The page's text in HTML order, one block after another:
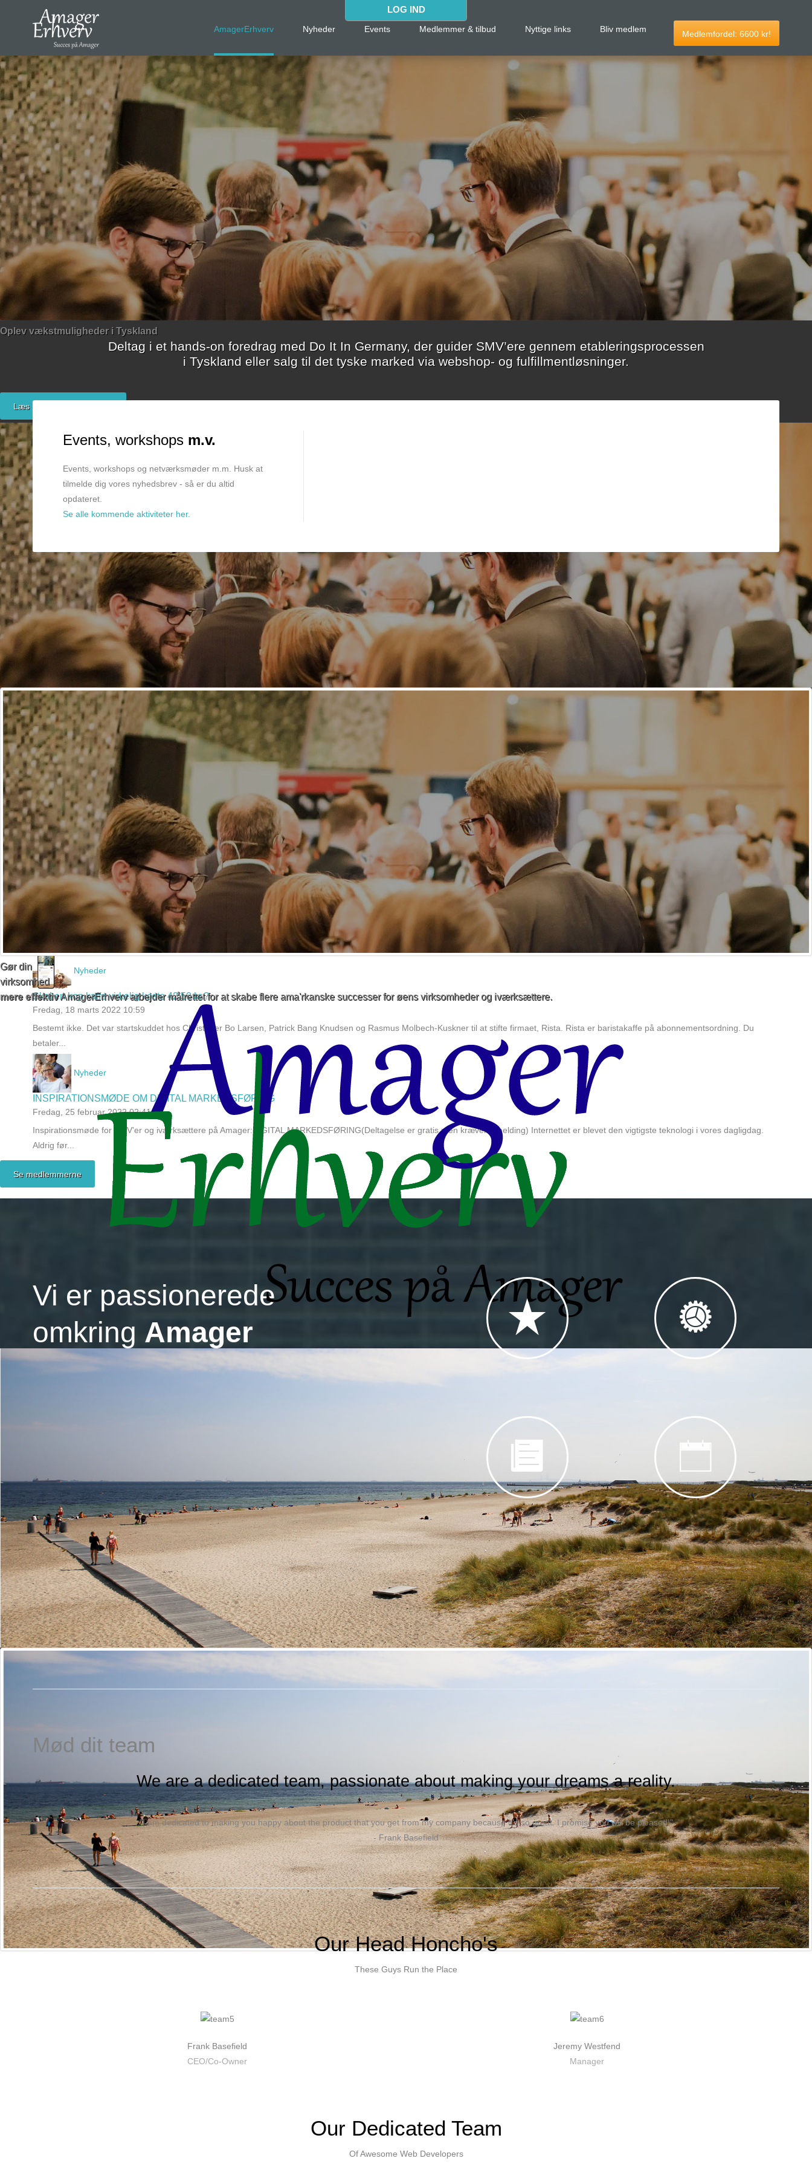
VELKOMMEN
AmagerErhverv skaber netværk, events og fordele til
Amagers erhvervsliv. Bliv gratis medlemi dag! Vi har
medlemdfordele til en værdi af
AmagerErhverv
Nyheder
Events
Medlemmer & tilbud
Nyttige links
Bliv medlem
LOG IND
Medlemfordel:6600 kr!
AmagerErhverv Nyheder Events Medlemmer & tilbud Nyttige links Bliv medlem
Oplev vækstmuligheder i Tyskland
Deltag i et hands-on foredrag med Do It In Germany, der guider SMV’ere gennem etableringsprocessen
i Tyskland eller salg til det tyske marked via webshop- og fulfillmentløsninger.
Læs mere her + tilmelding
Gør din
virksomhed
mere effektivAmagerErhverv arbejder målrettet for at skabe flere ama'rkanske successer for øens virksomheder og iværksættere.
Se medlemmerne
Events, workshops m.v.
Events, workshops og netværksmøder m.m. Husk at
tilmelde dig vores nyhedsbrev - så er du altid
opdateret.
Se alle kommende aktiviteter her.
Er du voresnye frivillige?
AmagerErhvervtilbyder pladserfor studerende og praktikanter.
Networking:Opstartsmøde den 5. aprilpå TeaterPlay
Mød ligesindede til en hyggelig aften hvor vi taler om alt mellem himmel og jord.
Nyheder
Svært for iværksættere at få en erhvervskonto
Fredag, 18 marts 2022 11:01
Abdulhakim ønskede sig noget så basalt som en erhvervskonto tilknyttet sin nystartede elektronikforretning i Sorø. Men som så mange andre små forretningsdrivende fik han afslag fra bankerne.
Med...
Nyheder
Socialøkonomisk virksomhed er blevet mere lønsom
Fredag, 18 marts 2022 11:00
Faxe Vandrerhjem er den perfekte arbejdsplads for Mark, Martin, Marianne og mange andre. Fælles for dem er, at de er førtidspensionister og mentalt udfordrede borgere. Men ud over at være
Nyheder
Skal en kop kaffe virkelig koste 42,50 kr.?
Fredag, 18 marts 2022 10:59
Bestemt ikke. Det var startskuddet hos Christoffer Bo Larsen, Patrick Bang Knudsen og Rasmus Molbech-Kuskner til at stifte firmaet, Rista. Rista er baristakaffe på abonnementsordning. Du
betaler...
Nyheder
INSPIRATIONSMØDE OM DIGITAL MARKEDSFØRING
Fredag, 25 februar 2022 02:41
Inspirationsmøde for SMV’er og iværksættere på Amager:DIGITAL MARKEDSFØRING(Deltagelse er gratis men kræver tilmelding) Internettet er blevet den vigtigste teknologi i vores dagligdag.
Aldrig før...
Vi er passionerede
omkring Amager
Vores engagement er baseret på dybe rødder og en kærlighed til Amager. Man
Bliv klogere på AmagerErhverv
Nyheder Events og workshops
Takfordi du kigger ind til AmagerErhverv!
Vores hjemmeside er stadig under opbygning - men vi er godt på vej! Men du kan allerede tilmelde dig - det er gratis.
Vi arbejder for at få et bedre erhvervsklima og sammenhæng på Amager. Sammen er vi stærkere - så husk attilmelde dig i dag :)
Mød dit team
We are a dedicated team, passionate about making your dreams a reality.
"I am dedicated to making you happy about the product that you get from my company because it's so great. I promise you will be pleased!"
- Frank Basefield
Our Head Honcho's
These Guys Run the Place
Frank Basefield
CEO/Co-Owner
Jeremy Westfend
Manager
Our Dedicated Team
Of Awesome Web Developers